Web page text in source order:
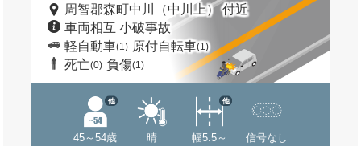
周智郡森町中川（中川上） 付近
車両相互 小破事故
軽自動車(1) 原付自転車(1)
死亡(0) 負傷(1)
45～54歳
他
晴
幅5.5～
他
信号なし